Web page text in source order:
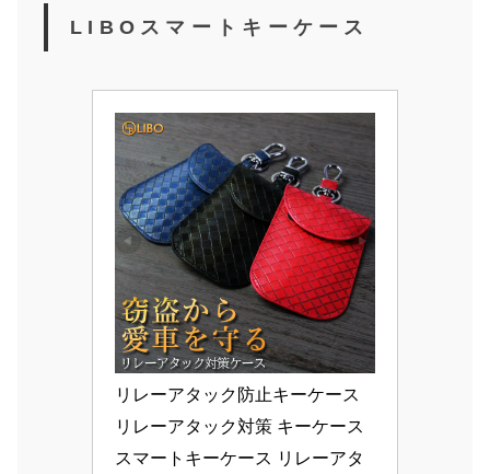
LIBOスマートキーケース
リレーアタック防止キーケース
リレーアタック対策 キーケース
スマートキーケース リレーアタ